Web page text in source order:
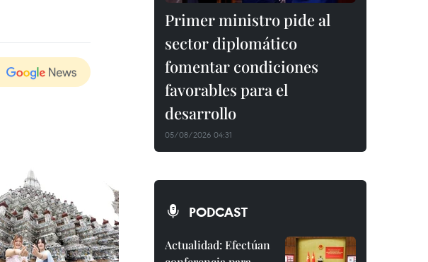
Primer ministro pide al
sector diplomático
fomentar condiciones
favorables para el
desarrollo
05/08/2026 04:31
PODCAST
Actualidad: Efectúan